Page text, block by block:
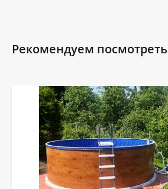
Рекомендуем посмотреть